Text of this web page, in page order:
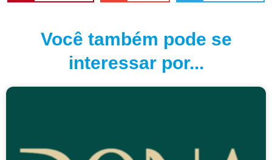
Você também pode se
interessar por...